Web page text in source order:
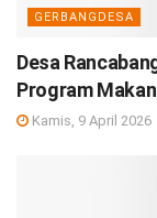
GERBANGDESA
Desa
Program
Kamis, 9 April 2026